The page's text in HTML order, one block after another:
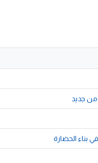
من جديد
بناء الحضارة